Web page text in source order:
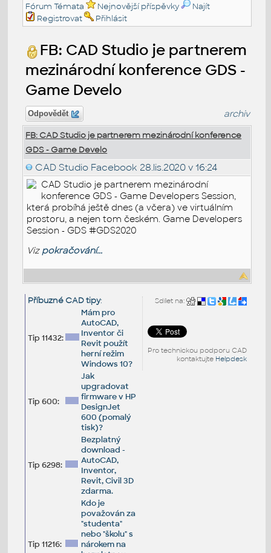
Fórum Témata
Nejnovější příspěvky
Najít
Registrovat
Přihlásit
FB: CAD Studio je partnerem
mezinárodní konference GDS -
Game Develo
Odpovědět archiv
FB: CAD Studio je partnerem mezinárodní konference
GDS - Game Develo
CAD Studio Facebook 28.lis.2020 v 16:24
CAD Studio je partnerem mezinárodní
konference GDS - Game Developers Session,
která probíhá ještě dnes (a včera) ve virtuálním
prostoru, a nejen tom českém. Game Developers
Session - GDS #GDS2020
Viz pokračování...
Sdílet na:
Pro technickou podporu CAD
kontaktujte Helpdesk
Příbuzné CAD tipy:
Tip 11432:
Mám pro
AutoCAD,
Inventor či
Revit použít
herní režim
Windows 10?
Tip 600:
Jak
upgradovat
firmware v HP
DesignJet
600 (pomalý
tisk)?
Tip 6298:
Bezplatný
download -
AutoCAD,
Inventor,
Revit, Civil 3D
zdarma.
Tip 11216:
Kdo je
považován za
"studenta"
nebo "školu" s
nárokem na